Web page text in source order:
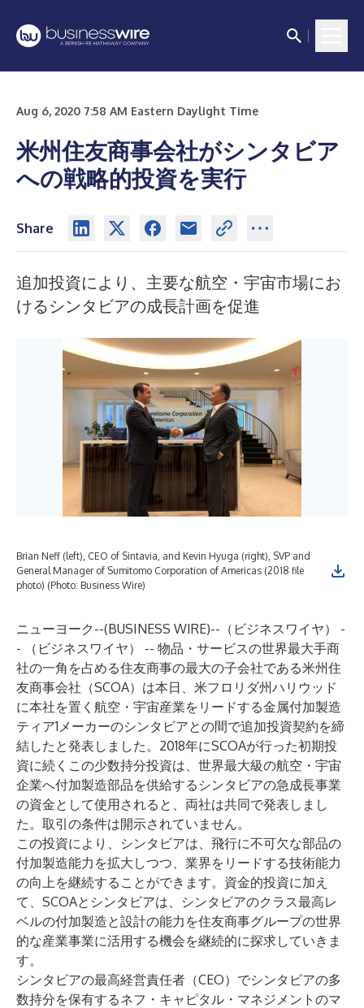
Aug 6, 2020 7:58 AM Eastern Daylight Time
米州住友商事会社がシンタビア
への戦略的投資を実行
Share
追加投資により、主要な航空・宇宙市場にお
けるシンタビアの成長計画を促進
Brian Neff (left), CEO of Sintavia, and Kevin Hyuga (right), SVP and
General Manager of Sumitomo Corporation of Americas (2018 file
photo) (Photo: Business Wire)
ニューヨーク--(BUSINESS WIRE)-- （ビジネスワイヤ） -
- （ビジネスワイヤ） -- 物品・サービスの世界最大手商
社の一角を占める住友商事の最大の子会社である米州住
友商事会社（SCOA）は本日、米フロリダ州ハリウッド
に本社を置く航空・宇宙産業をリードする金属付加製造
ティア1メーカーのシンタビアとの間で追加投資契約を締
結したと発表しました。2018年にSCOAが行った初期投
資に続くこの少数持分投資は、世界最大級の航空・宇宙
企業へ付加製造部品を供給するシンタビアの急成長事業
の資金として使用されると、両社は共同で発表しまし
た。取引の条件は開示されていません。
この投資により、シンタビアは、飛行に不可欠な部品の
付加製造能力を拡大しつつ、業界をリードする技術能力
の向上を継続することができます。資金的投資に加え
て、SCOAとシンタビアは、シンタビアのクラス最高レ
ベルの付加製造と設計の能力を住友商事グループの世界
的な産業事業に活用する機会を継続的に探求していきま
す。
シンタビアの最高経営責任者（CEO）でシンタビアの多
数持分を保有するネフ・キャピタル・マネジメントのマ